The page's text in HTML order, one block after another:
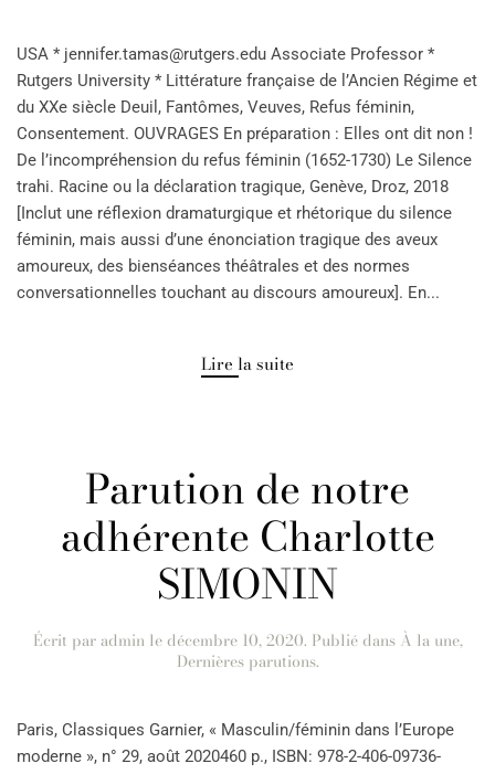
USA * jennifer.tamas@rutgers.edu Associate Professor *
Rutgers University * Littérature française de l’Ancien Régime et
du XXe siècle Deuil, Fantômes, Veuves, Refus féminin,
Consentement. OUVRAGES En préparation : Elles ont dit non !
De l’incompréhension du refus féminin (1652-1730) Le Silence
trahi. Racine ou la déclaration tragique, Genève, Droz, 2018
[Inclut une réflexion dramaturgique et rhétorique du silence
féminin, mais aussi d’une énonciation tragique des aveux
amoureux, des bienséances théâtrales et des normes
conversationnelles touchant au discours amoureux]. En...
Lire la suite
Parution de notre
adhérente Charlotte
SIMONIN
Écrit paradmin ledécembre 10, 2020. Publié dans À la une,
Dernières parutions.
Paris, Classiques Garnier, « Masculin/féminin dans l’Europe
moderne », n° 29, août 2020460 p., ISBN: 978-2-406-09736-